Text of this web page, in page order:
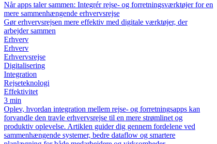
Når apps taler sammen: Integrér rejse- og forretningsværktøjer for en
mere sammenhængende erhvervsrejse
Gør erhvervsrejsen mere effektiv med digitale værktøjer, der
arbejder sammen
Erhverv
Erhverv
Erhvervsrejse
Digitalisering
Integration
Rejseteknologi
Effektivitet
3 min
Oplev, hvordan integration mellem rejse- og forretningsapps kan
forvandle den travle erhvervsrejse til en mere strømlinet og
produktiv oplevelse. Artiklen guider dig gennem fordelene ved
sammenhængende systemer, bedre dataflow og smartere